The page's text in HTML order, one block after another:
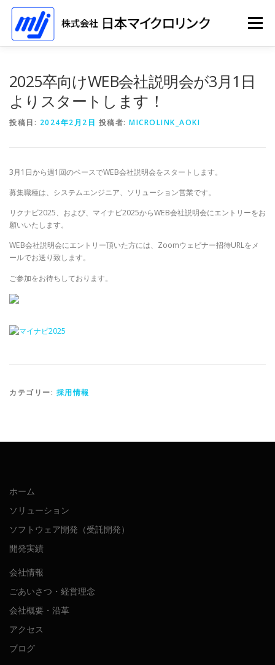
メニュー
2025卒向けWEB会社説明会が3月1日
よりスタートします！
投稿日: 2024年2月2日 投稿者: MICROLINK_AOKI
3月1日から週1回のペースでWEB会社説明会をスタートします。
募集職種は、システムエンジニア、ソリューション営業です。
リクナビ2025、および、マイナビ2025からWEB会社説明会にエントリーをお
願いいたします。
WEB会社説明会にエントリー頂いた方には、Zoomウェビナー招待URLをメ
ールでお送り致します。
ご参加をお待ちしております。
カテゴリー: 採用情報
ホーム
ソリューション
ソフトウェア開発（受託開発）
開発実績
会社情報
ごあいさつ・経営理念
会社概要・沿革
アクセス
ブログ